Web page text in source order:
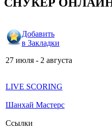
Добавить
в Закладки
27 июля - 2 августа
LIVE SCORING
Шанхай Мастерс
Ссылки